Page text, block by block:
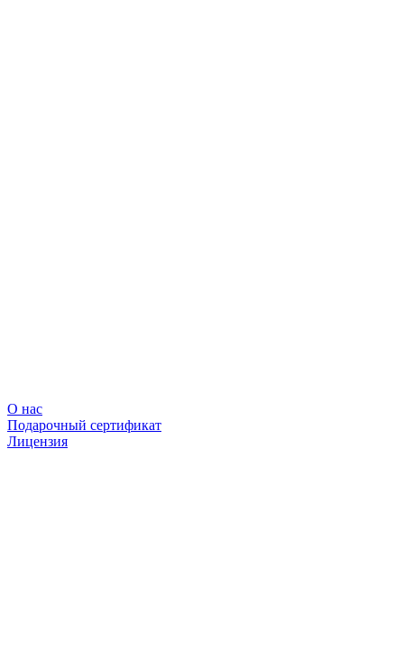
О нас
Подарочный сертификат
Лицензия